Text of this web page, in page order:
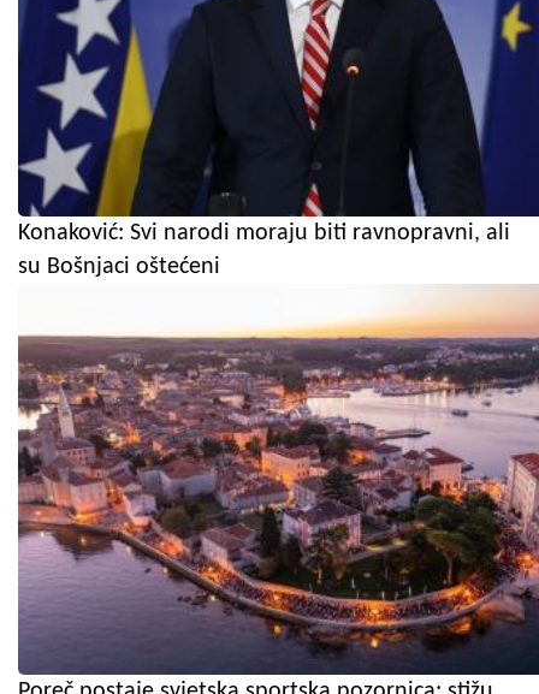
Konaković: Svi narodi moraju biti ravnopravni, ali
su Bošnjaci oštećeni